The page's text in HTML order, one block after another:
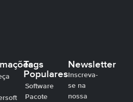
Tags
Populares
Software
Pacote
Newsletter
Inscreva-
se na
nossa